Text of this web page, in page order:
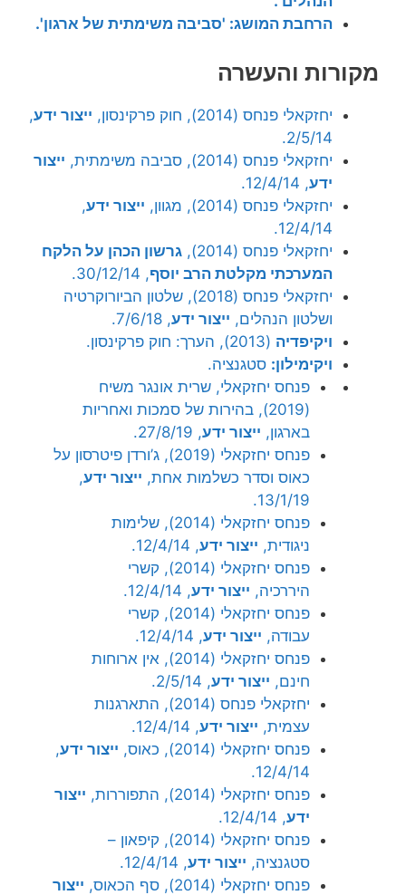
הרחבת המושג: 'סביבה משימתית של ארגון'.
מקורות והעשרה
יחזקאלי פנחס (2014), חוק פרקינסון, ייצור ידע,
2/5/14.
יחזקאלי פנחס (2014), סביבה משימתית,
ייצור
ידע, 12/4/14.
יחזקאלי פנחס (2014), מגוון,
ייצור ידע,
12/4/14.
יחזקאלי פנחס (2014),
גרשון הכהן על הלקח
המערכתי מקלטת הרב יוסף, 30/12/14.
יחזקאלי פנחס (2018), שלטון הביורוקרטיה
ושלטון הנהלים, ייצור ידע, 7/6/18.
ויקיפדיה (2013), הערך: חוק פרקינסון.
ויקימילון: סטגנציה.
פנחס יחזקאלי, שרית אונגר משיח
(2019), בהירות של סמכות ואחריות
בארגון, ייצור ידע, 27/8/19.
פנחס יחזקאלי (2019), ג’ורדן פיטרסון על
כאוס וסדר כשלמות אחת, ייצור ידע,
13/1/19.
פנחס יחזקאלי (2014), שלימות
ניגודית, ייצור ידע, 12/4/14.
פנחס יחזקאלי (2014), קשרי
היררכיה, ייצור ידע, 12/4/14.
פנחס יחזקאלי (2014), קשרי
עבודה, ייצור ידע, 12/4/14.
פנחס יחזקאלי (2014), אין ארוחות
חינם, ייצור ידע, 2/5/14.
יחזקאלי פנחס (2014), התארגנות
עצמית, ייצור ידע, 12/4/14.
פנחס יחזקאלי (2014), כאוס,
ייצור ידע,
12/4/14.
פנחס יחזקאלי (2014), התפוררות,
ייצור
ידע, 12/4/14.
פנחס יחזקאלי (2014), קיפאון –
סטגנציה, ייצור ידע, 12/4/14.
פנחס יחזקאלי (2014), סף הכאוס,
ייצור